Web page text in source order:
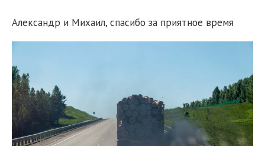
Александр и Михаил, спасибо за приятное время